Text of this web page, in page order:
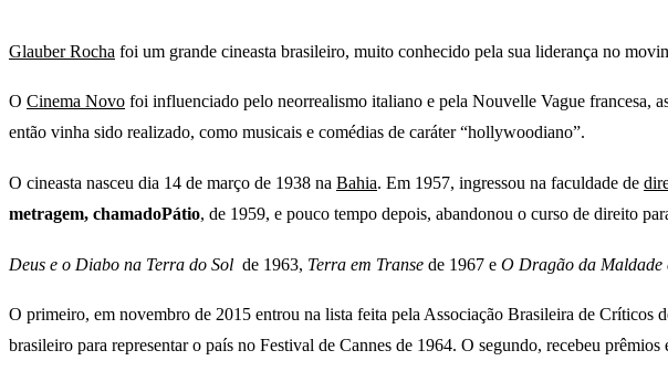
Glauber Rocha foi um grande cineasta brasileiro, muito conhecido pela sua liderança no
O Cinema Novo foi influenciado pelo neorrealismo italiano e pela Nouvelle Vague francesa,
então vinha sido realizado, como musicais e comédias de caráter “hollywoodiano”.
O cineasta nasceu dia 14 de março de 1938 na Bahia. Em 1957, ingressou na faculdade de
metragem, chamadoPátio, de 1959, e pouco tempo depois, abandonou o curso de direito
Deus e o Diabo na Terra do Sol de 1963, Terra em Transe de 1967 e O Dragão da Maldade
O primeiro, em novembro de 2015 entrou na lista feita pela Associação Brasileira de Críticos
brasileiro para representar o país no Festival de Cannes de 1964. O segundo, recebeu prêmios